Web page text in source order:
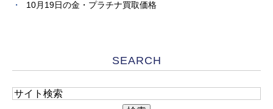
10月19日の金・プラチナ買取価格
SEARCH